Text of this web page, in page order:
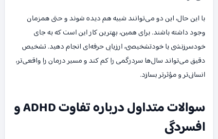
با این حال، این دو می‌توانند شبیه هم دیده شوند و حتی همزمان
وجود داشته باشند. برای همین، بهترین کار این است که به جای
خودسرزنشی یا خودتشخیصی، ارزیابی حرفه‌ای انجام دهید. تشخیص
دقیق می‌تواند سال‌ها سردرگمی را کم کند و مسیر درمان را واقعی‌تر،
انسانی‌تر و مؤثرتر بسازد.
سوالات متداول درباره تفاوت ADHD و
افسردگی